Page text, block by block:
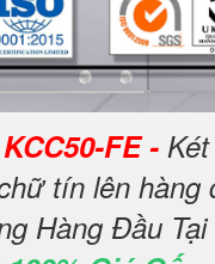
FE -
tín lên
Hàng Đầu